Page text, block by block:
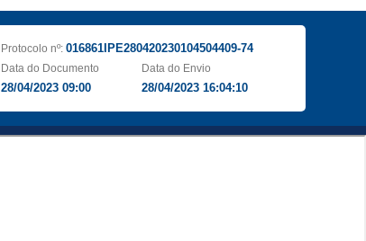
Protocolo nº: 016861IPE280420230104504409-74
Data do Documento
28/04/2023 09:00
Data do Envio
28/04/2023 16:04:10